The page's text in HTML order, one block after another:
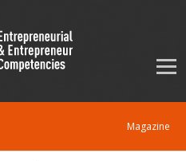
Magazine